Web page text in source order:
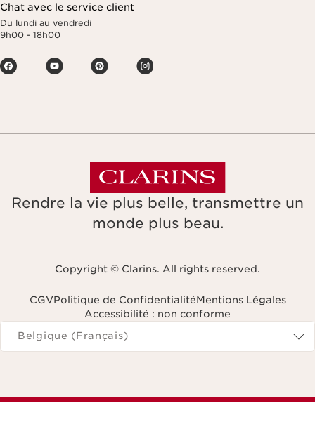
Chat avec le service client
Du lundi au vendredi
9h00 - 18h00
Rendre la vie plus belle, transmettre un
monde plus beau.
Copyright © Clarins. All rights reserved.
CGVPolitique de ConfidentialitéMentions Légales
Accessibilité : non conforme
Naviguer vers
Belgique (Français)